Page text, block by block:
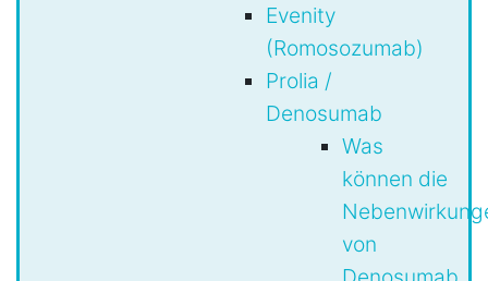
Evenity
(Romosozumab)
Prolia /
Denosumab
Was
können die
von